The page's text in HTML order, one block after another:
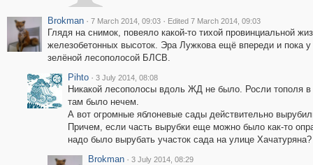
Brokman · 7 March 2014, 09:03 · Edited 7 March 2014, 09:03
Глядя на снимок, повеяло какой-то тихой провинциальной
железобетонных высоток. Эра Лужкова ещё впереди и пока
зелёной лесополосой БЛСВ.
Pihto · 3 July 2014, 08:08
Никакой лесополосы вдоль ЖД не было. Росли тополя
там было нечем.
А вот огромные яблоневые сады действительно
Причем, если часть вырубки еще можно было как-то
надо было вырубать участок сада на улице Хачатуряна?
Brokman · 3 July 2014, 08:29